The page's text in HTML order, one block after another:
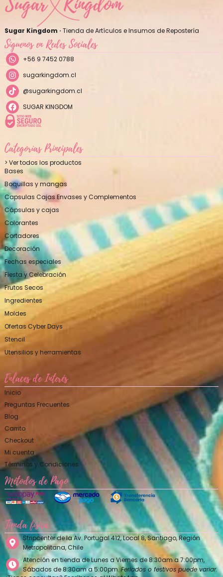
Sugar Kingdom · Tienda de Artículos e Insumos de Repostería
Síguenos en Redes Sociales
+56 9 7452 0788
sugarkingdom.cl
@sugarkingdom.cl
SUGAR KINGDOM
Categorías Principales
> Ver todos los productos
Bases
Boquillas y mangas
Capsulas Cajas Envases y Complementos
Cápsulas y cajas
Colorantes
Cortadores
Decoración
Fechas especiales
Fiesta y Celebración
Frutos Secos
Ingredientes
Moldes
Ofertas Cyber Days
Stencil
Utensilios y herramientas
Enlaces de Interés
Inicio
Preguntas Frecuentes
Blog
Carrito
Checkout
Mi cuenta
Términos y Condiciones
Métodos de Pago
Tienda física
Stripcenter de la Av. Portugal 412, Local 8, Santiago, Región
Metropolitana, Chile
Atención en tienda de Lunes a Viernes de 8:30am a 7:00pm,
Sábados de 8:30am a 5:00pm.Feriados o festivos puede variar.